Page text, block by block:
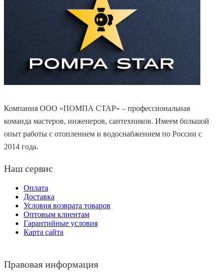
Компания ООО «ПОМПА СТАР» – профессиональная
команда мастеров, инженеров, сантехников. Имеем большой
опыт работы с отоплением и водоснабжением по России с
2014 года.
Наш сервис
Оплата
Доставка
Условия возврата товаров
Оптовым клиентам
Гарантийные условия
Карта сайта
Правовая информация